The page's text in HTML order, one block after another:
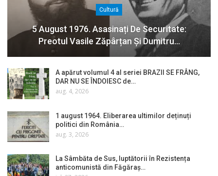
Cultură
5 August 1976. Asasinați De Securitate:
Preotul Vasile Zăpârțan Și Dumitru…
A apărut volumul 4 al seriei BRAZII SE FRÂNG,
DAR NU SE ÎNDOIESC de…
aug. 4, 2026
1 august 1964. Eliberarea ultimilor deținuți
politici din România…
aug. 3, 2026
La Sâmbăta de Sus, luptătorii în Rezistența
anticomunistă din Făgăraș…